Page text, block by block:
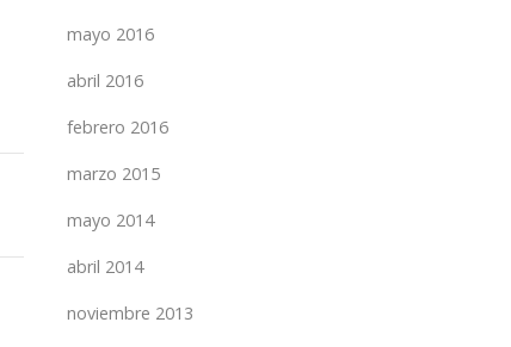
mayo 2016
abril 2016
febrero 2016
marzo 2015
mayo 2014
abril 2014
noviembre 2013